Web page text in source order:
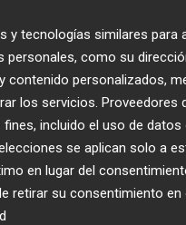
tecnologías similares para
como su
personalizados,
los servicios. Proveedores
incluido el uso de datos
se aplican solo a
en lugar del
retirar su consentimiento